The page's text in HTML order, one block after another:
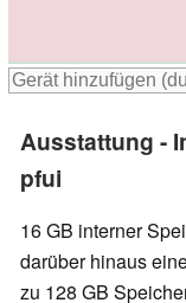
Ausstattung -
pfui
16 GB interner
darüber hinaus
zu 128 GB